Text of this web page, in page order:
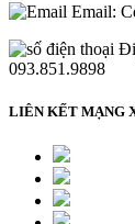
Email:
093.851.9898
LIÊN KẾT MẠNG